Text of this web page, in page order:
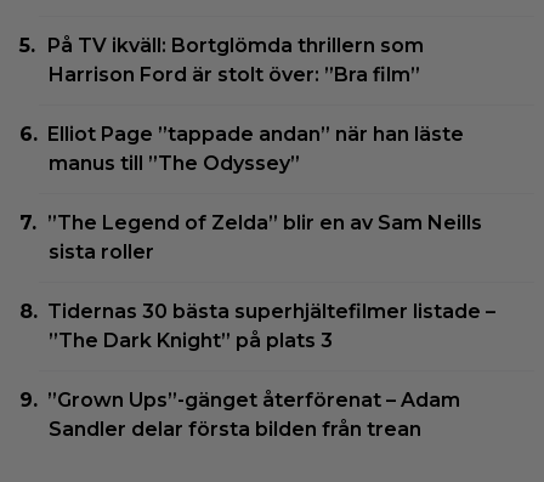
På TV ikväll: Bortglömda thrillern som
Harrison Ford är stolt över: ”Bra film”
Elliot Page ”tappade andan” när han läste
manus till ”The Odyssey”
”The Legend of Zelda” blir en av Sam Neills
sista roller
Tidernas 30 bästa superhjältefilmer listade –
”The Dark Knight” på plats 3
”Grown Ups”-gänget återförenat – Adam
Sandler delar första bilden från trean